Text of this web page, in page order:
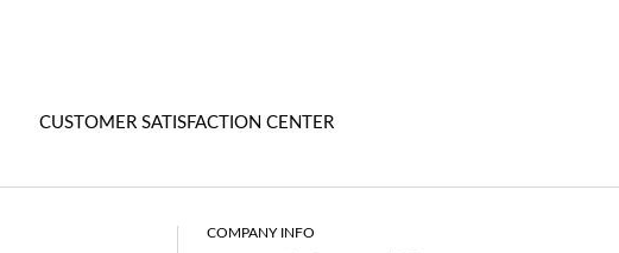
CUSTOMER SATISFACTION CENTER
COMPANY INFO